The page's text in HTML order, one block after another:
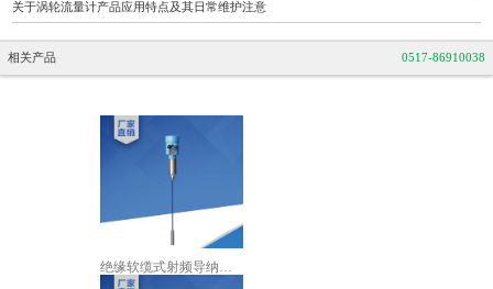
关于涡轮流量计产品应用特点及其日常维护注意
相关产品 0517-86910038
绝缘软缆式射频导纳物位计